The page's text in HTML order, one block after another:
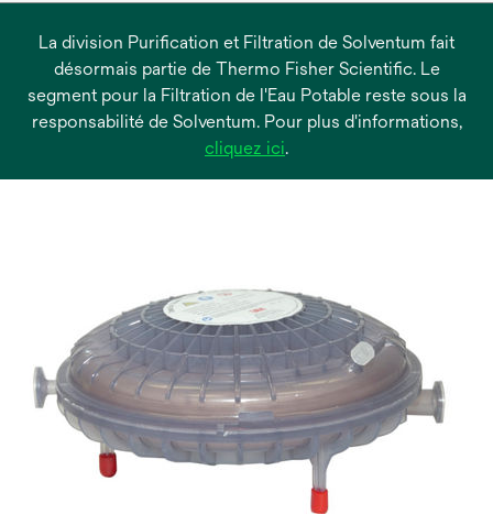
La division Purification et Filtration de Solventum fait
désormais partie de Thermo Fisher Scientific. Le
segment pour la Filtration de l'Eau Potable reste sous la
responsabilité de Solventum. Pour plus d'informations,
cliquez icis’ouvre
.